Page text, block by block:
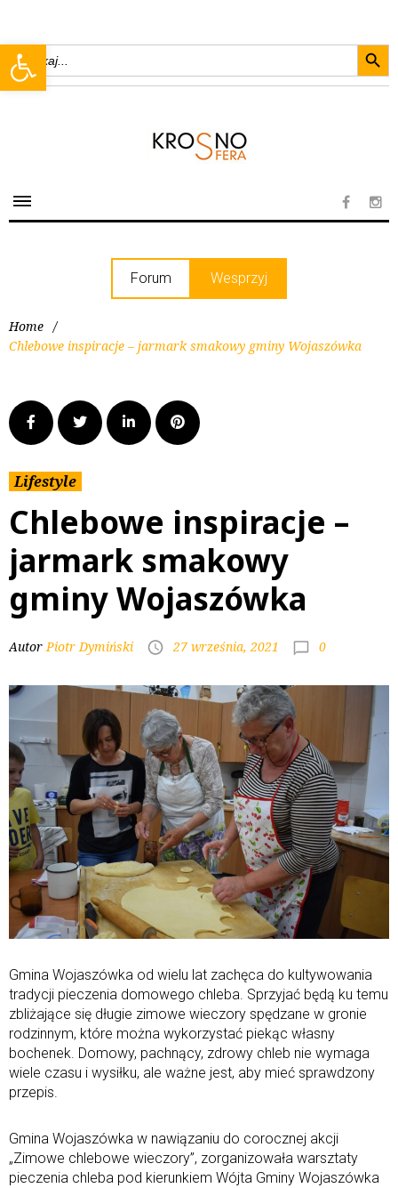
Open toolbar
Search
for:
Forum Wesprzyj
Home /
Chlebowe inspiracje – jarmark smakowy gminy Wojaszówka
Lifestyle
Chlebowe inspiracje –
jarmark smakowy
gminy Wojaszówka
AutorPiotr Dymiński 27 września, 2021 0
Gmina Wojaszówka od wielu lat zachęca do kultywowania
tradycji pieczenia domowego chleba. Sprzyjać będą ku temu
zbliżające się długie zimowe wieczory spędzane w gronie
rodzinnym, które można wykorzystać piekąc własny
bochenek. Domowy, pachnący, zdrowy chleb nie wymaga
wiele czasu i wysiłku, ale ważne jest, aby mieć sprawdzony
przepis.
Gmina Wojaszówka w nawiązaniu do corocznej akcji
„Zimowe chlebowe wieczory”, zorganizowała warsztaty
pieczenia chleba pod kierunkiem Wójta Gminy Wojaszówka